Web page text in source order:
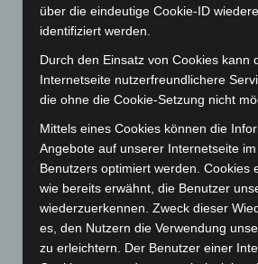
Juni 2023(142)
Mai 2023(139)
April 2023(155)
März 2023
(174)
Januar 2023(140)
Dezember 2022(130)
November 2022
(167)
Oktober 2022(166)
September 2022(205)
über die eindeutige Cookie-ID
identifiziert werden.
Durch den Einsatz von Cookies kann
Internetseite nutzerfreundlichere
die ohne die Cookie-Setzung nicht
Mittels eines Cookies können die
Angebote auf unserer Internetseite
Benutzers optimiert werden. Cookies
wie bereits erwähnt, die Benutzer
wiederzuerkennen. Zweck dieser
es, den Nutzern die Verwendung
zu erleichtern. Der Benutzer einer